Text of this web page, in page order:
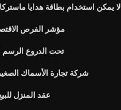
لا يمكن استخدام بطاقة هدايا
مؤشر الفرص
تحت الدروع الرسم
شركة تجارة الأسماك
عقد المنزل